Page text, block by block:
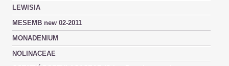
LEWISIA
MESEMB new 02-2011
MONADENIUM
NOLINACEAE